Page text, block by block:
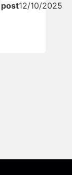
post12/10/2025